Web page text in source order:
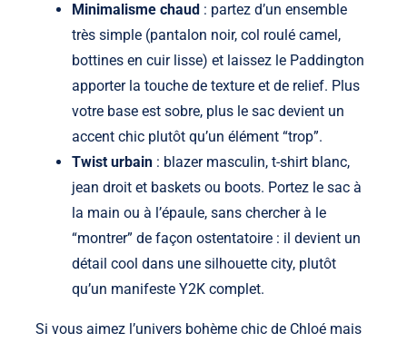
Minimalisme chaud : partez d’un ensemble
très simple (pantalon noir, col roulé camel,
bottines en cuir lisse) et laissez le Paddington
apporter la touche de texture et de relief. Plus
votre base est sobre, plus le sac devient un
accent chic plutôt qu’un élément “trop”.
Twist urbain: blazer masculin, t-shirt blanc,
jean droit et baskets ou boots. Portez le sac à
la main ou à l’épaule, sans chercher à le
“montrer” de façon ostentatoire : il devient un
détail cool dans une silhouette city, plutôt
qu’un manifeste Y2K complet.
Si vous aimez l’univers bohème chic de Chloé mais